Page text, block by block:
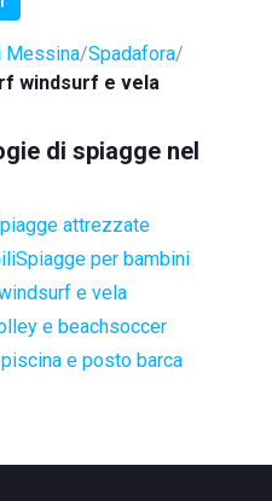
Messina Spadafora
windsurf e vela
di spiagge nel
attrezzate
Spiagge per bambini
e vela
e beachsoccer
e posto barca